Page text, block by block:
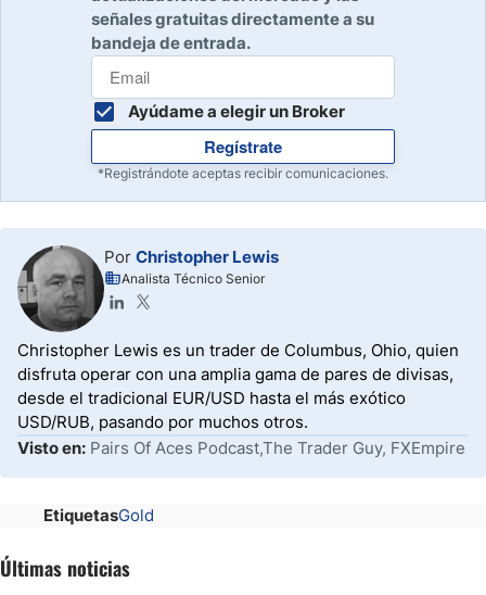
señales gratuitas directamente a su
bandeja de entrada.
Ayúdame a elegir un Broker
Regístrate
*Registrándote aceptas recibir comunicaciones.
Por Christopher Lewis
Analista Técnico Senior
Christopher Lewis es un trader de Columbus, Ohio, quien
disfruta operar con una amplia gama de pares de divisas,
desde el tradicional EUR/USD hasta el más exótico
USD/RUB, pasando por muchos otros.
Visto en: Pairs Of Aces Podcast,The Trader Guy, FXEmpire
EtiquetasGold
Últimas noticias